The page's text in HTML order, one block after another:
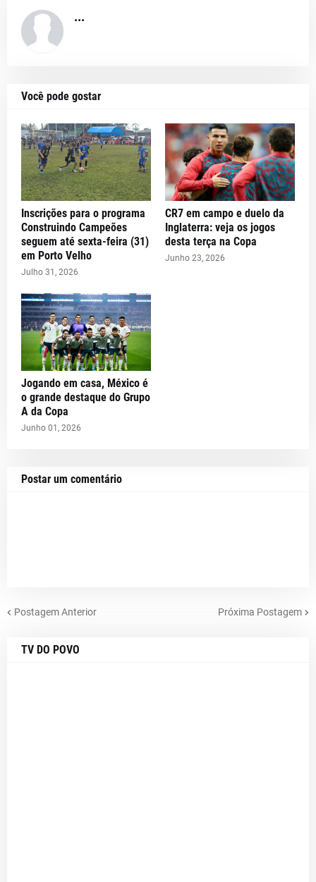
...
Você pode gostar
Inscrições para o programa
Construindo Campeões
seguem até sexta-feira (31)
em Porto Velho
Julho 31, 2026
CR7 em campo e duelo da
Inglaterra: veja os jogos
desta terça na Copa
Junho 23, 2026
Jogando em casa, México é
o grande destaque do Grupo
A da Copa
Junho 01, 2026
Postar um comentário
Postagem Anterior Próxima Postagem
TV DO POVO